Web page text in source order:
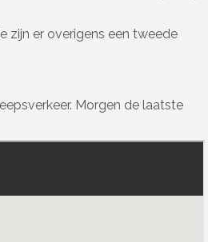
zijn er overigens een tweede
Morgen de laatste